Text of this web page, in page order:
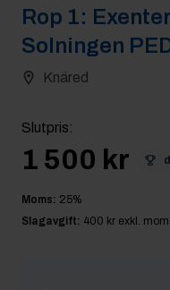
Rop 1:
Solningen
Knäred
Slutpris:
1 500 kr
Moms: 25%
Slagavgift: 400 kr exkl.